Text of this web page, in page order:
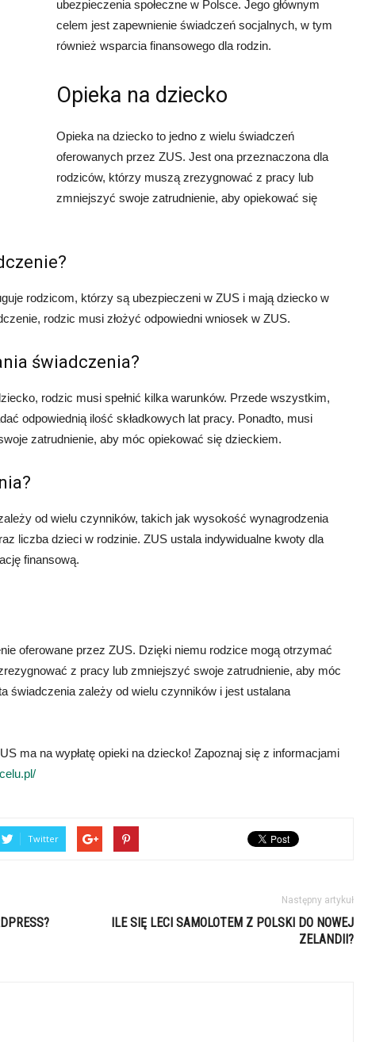
ubezpieczenia społeczne w Polsce. Jego głównym
celem jest zapewnienie świadczeń socjalnych, w tym
również wsparcia finansowego dla rodzin.
Opieka na dziecko
Opieka na dziecko to jedno z wielu świadczeń
oferowanych przez ZUS. Jest ona przeznaczona dla
rodziców, którzy muszą zrezygnować z pracy lub
zmniejszyć swoje zatrudnienie, aby opiekować się
rodzicom, którzy są ubezpieczeni w ZUS i mają dziecko w
rodzic musi złożyć odpowiedni wniosek w ZUS.
świadczenia?
rodzic musi spełnić kilka warunków. Przede wszystkim,
odpowiednią ilość składkowych lat pracy. Ponadto, musi
zatrudnienie, aby móc opiekować się dzieckiem.
od wielu czynników, takich jak wysokość wynagrodzenia
liczba dzieci w rodzinie. ZUS ustala indywidualne kwoty dla
finansową.
oferowane przez ZUS. Dzięki niemu rodzice mogą otrzymać
z pracy lub zmniejszyć swoje zatrudnienie, aby móc
świadczenia zależy od wielu czynników i jest ustalana
ma na wypłatę opieki na dziecko! Zapoznaj się z informacjami
Twitter
Następny artykuł
ILE SIĘ LECI SAMOLOTEM Z POLSKI DO NOWEJ
ZELANDII?